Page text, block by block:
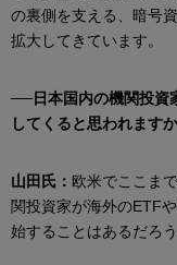
の裏側を支える、暗号
拡大してきています。
──日本国内の機関投資
してくると思われます
山田氏： 欧米でここま
関投資家が海外のETF
始することはあるだろ